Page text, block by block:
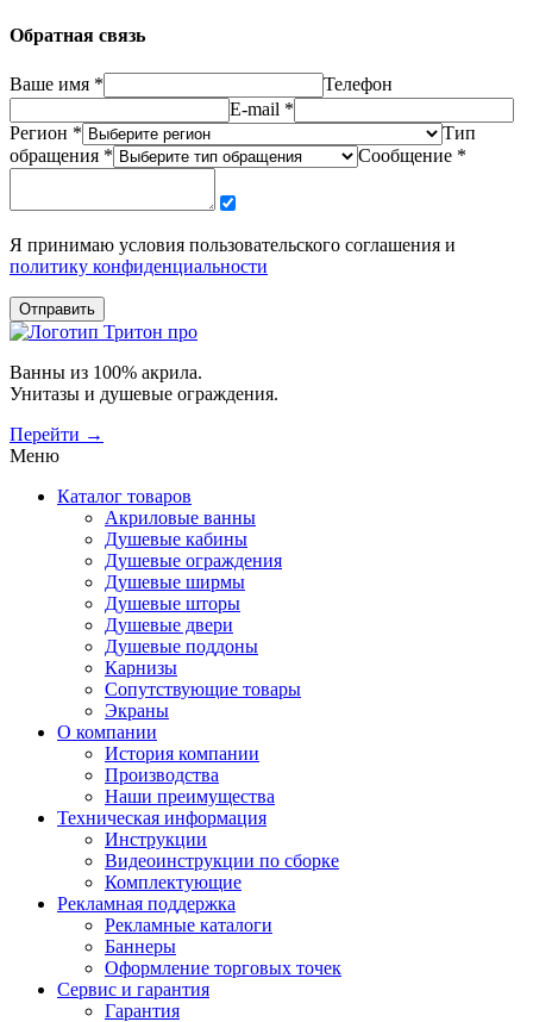
Обратная связь
Ваше имя *
Телефон
E-mail *
Регион *
Тип
обращения *
Сообщение *
Я принимаю условия пользовательского соглашения и
политику конфиденциальности
Отправить
Ванны из 100% акрила.
Унитазы и душевые ограждения.
Перейти →
Меню
Каталог товаров
Акриловые ванны
Душевые кабины
Душевые ограждения
Душевые ширмы
Душевые шторы
Душевые двери
Душевые поддоны
Карнизы
Сопутствующие товары
Экраны
О компании
История компании
Производства
Наши преимущества
Техническая информация
Инструкции
Видеоинструкции по сборке
Комплектующие
Рекламная поддержка
Рекламные каталоги
Баннеры
Оформление торговых точек
Сервис и гарантия
Гарантия